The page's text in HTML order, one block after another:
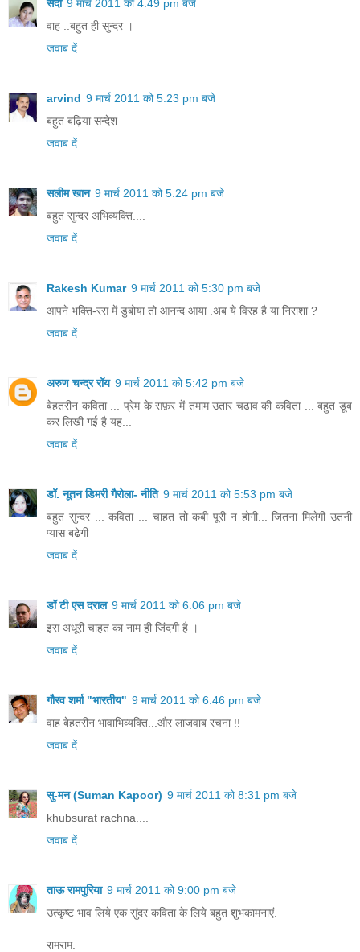
सदा 9 मार्च 2011 को 4:49 pm बजे
वाह ..बहुत ही सुन्‍दर ।
जवाब दें
arvind 9 मार्च 2011 को 5:23 pm बजे
बहुत बढ़िया सन्देश
जवाब दें
सलीम खान 9 मार्च 2011 को 5:24 pm बजे
बहुत सुन्दर अभिव्यक्ति....
जवाब दें
Rakesh Kumar 9 मार्च 2011 को 5:30 pm बजे
आपने भक्ति-रस में डुबोया तो आनन्द आया .अब ये विरह है या निराशा ?
जवाब दें
अरुण चन्द्र रॉय 9 मार्च 2011 को 5:42 pm बजे
बेहतरीन कविता ... प्रेम के सफ़र में तमाम उतार चढाव की कविता ... बहुत डूब
कर लिखी गई है यह...
जवाब दें
डॉ. नूतन डिमरी गैरोला- नीति 9 मार्च 2011 को 5:53 pm बजे
बहुत सुन्दर ... कविता ... चाहत तो कबी पूरी न होगी... जितना मिलेगी उतनी
प्यास बढेगी
जवाब दें
डॉ टी एस दराल 9 मार्च 2011 को 6:06 pm बजे
इस अधूरी चाहत का नाम ही जिंदगी है ।
जवाब दें
गौरव शर्मा "भारतीय" 9 मार्च 2011 को 6:46 pm बजे
वाह बेहतरीन भावाभिव्यक्ति...और लाजवाब रचना !!
जवाब दें
सु-मन (Suman Kapoor) 9 मार्च 2011 को 8:31 pm बजे
khubsurat rachna....
जवाब दें
ताऊ रामपुरिया 9 मार्च 2011 को 9:00 pm बजे
उत्कृष्ट भाव लिये एक सुंदर कविता के लिये बहुत शुभकामनाएं.
रामराम.